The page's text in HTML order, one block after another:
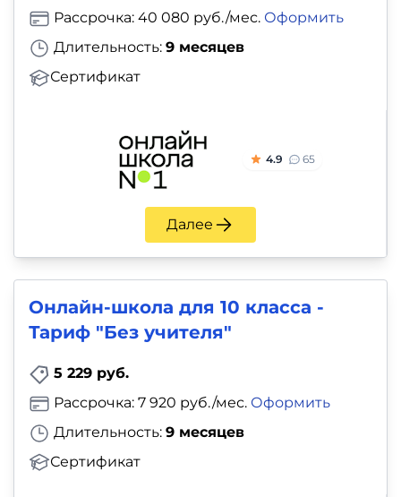
Длительность: 9 месяцев
Сертификат
Рассрочка: 40 080 руб./мес. Оформить
4.9 65
Далее
Онлайн-школа для 10 класса -
Тариф "Без учителя"
5 229 руб.
Длительность: 9 месяцев
Сертификат
Рассрочка: 7 920 руб./мес. Оформить